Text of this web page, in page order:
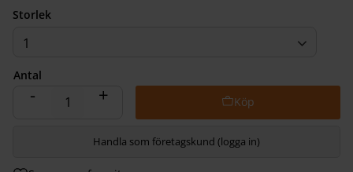
Storlek
1
Antal
+
-
Handla som företagskund (logga in)